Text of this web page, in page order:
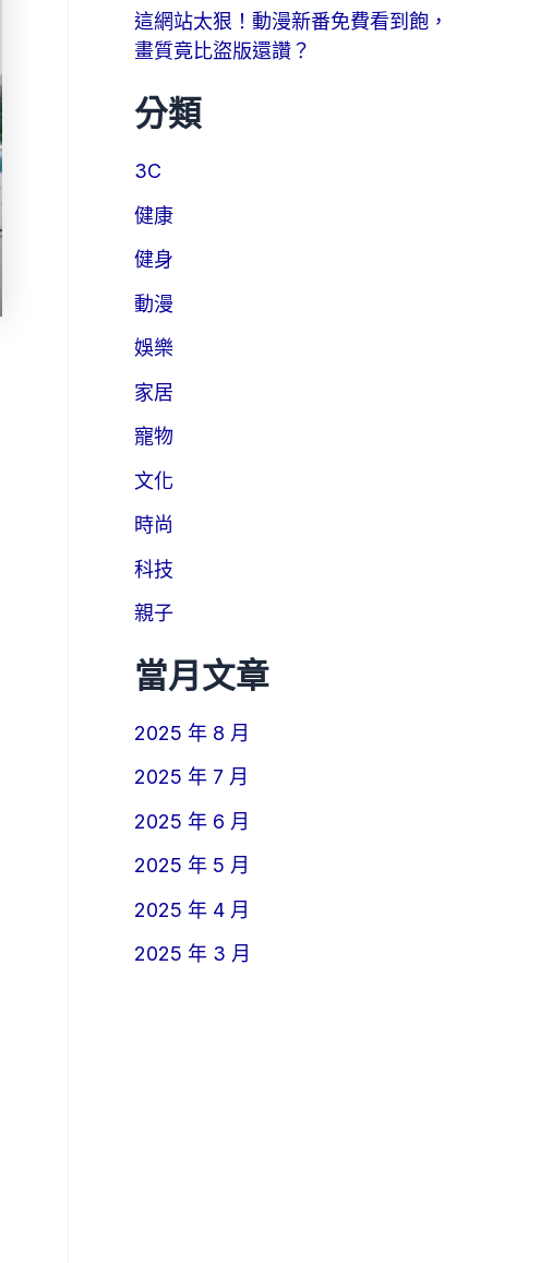
這網站太狠！動漫新番免費看到飽，
畫質竟比盜版還讚？
分類
3C
健康
健身
動漫
娛樂
家居
寵物
文化
時尚
科技
親子
當月文章
2025 年 8 月
2025 年 7 月
2025 年 6 月
2025 年 5 月
2025 年 4 月
2025 年 3 月